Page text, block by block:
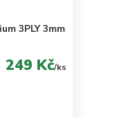
3PLY 3mm
249 Kč/ks